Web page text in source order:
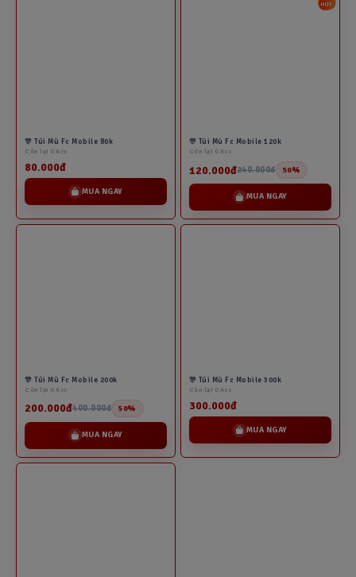
🎊 Túi Mù Fc Mobile 80k
Còn lại 0 Acc
80.000đ
MUA NGAY
🎊 Túi Mù Fc Mobile 120k
Còn lại 0 Acc
120.000đ240.000đ 50%
MUA NGAY
🎊 Túi Mù Fc Mobile 200k
Còn lại 0 Acc
200.000đ400.000đ 50%
MUA NGAY
🎊 Túi Mù Fc Mobile 300k
Còn lại 0 Acc
300.000đ
MUA NGAY